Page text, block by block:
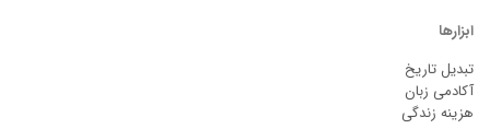
ابزارها
تبدیل تاریخ
آکادمی زبان
هزینه زندگی